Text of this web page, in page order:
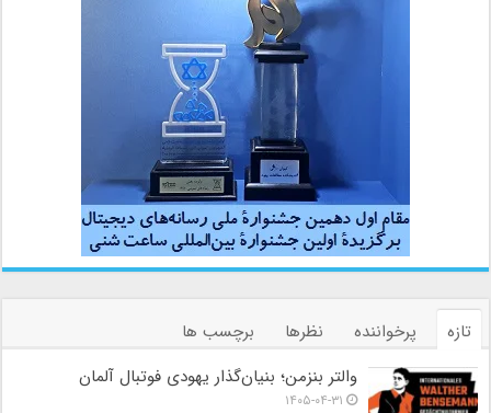
تازه پرخواننده نظرها
برچسب ها
والتر بنزمن؛ بنیان‌گذار یهودی فوتبال آلمان
۱۴۰۵-۰۴-۳۱